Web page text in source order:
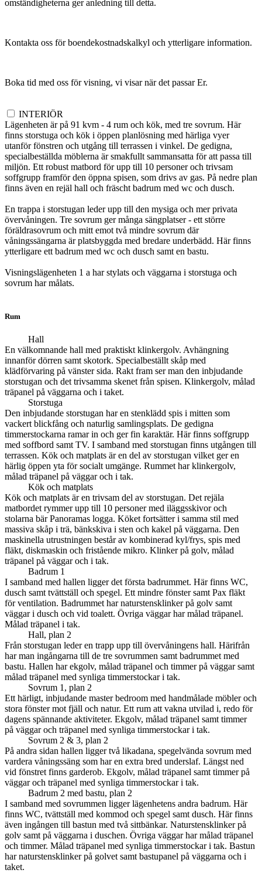
omständigheterna ger anledning till detta.
Kontakta oss för boendekostnadskalkyl och ytterligare information.
Boka tid med oss för visning, vi visar när det passar Er.
INTERIÖR
Lägenheten är på 91 kvm - 4 rum och kök, med tre sovrum. Här
finns storstuga och kök i öppen planlösning med härliga vyer
utanför fönstren och utgång till terrassen i vinkel. De gedigna,
specialbeställda möblerna är smakfullt sammansatta för att passa till
miljön. Ett robust matbord för upp till 10 personer och trivsam
soffgrupp framför den öppna spisen, som drivs av gas. På nedre plan
finns även en rejäl hall och fräscht badrum med wc och dusch.
En trappa i storstugan leder upp till den mysiga och mer privata
övervåningen. Tre sovrum ger många sängplatser - ett större
föräldrasovrum och mitt emot två mindre sovrum där
våningssängarna är platsbyggda med bredare underbädd. Här finns
ytterligare ett badrum med wc och dusch samt en bastu.
Visningslägenheten 1 a har stylats och väggarna i storstuga och
sovrum har målats.
Rum
Hall
En välkomnande hall med praktiskt klinkergolv. Avhängning
innanför dörren samt skotork. Specialbeställt skåp med
klädförvaring på vänster sida. Rakt fram ser man den inbjudande
storstugan och det trivsamma skenet från spisen. Klinkergolv, målad
träpanel på väggarna och i taket.
Storstuga
Den inbjudande storstugan har en stenklädd spis i mitten som
vackert blickfång och naturlig samlingsplats. De gedigna
timmerstockarna ramar in och ger fin karaktär. Här finns soffgrupp
med soffbord samt TV. I samband med storstugan finns utgången till
terrassen. Kök och matplats är en del av storstugan vilket ger en
härlig öppen yta för socialt umgänge. Rummet har klinkergolv,
målad träpanel på väggar och i tak.
Kök och matplats
Kök och matplats är en trivsam del av storstugan. Det rejäla
matbordet rymmer upp till 10 personer med iläggsskivor och
stolarna bär Panoramas logga. Köket fortsätter i samma stil med
massiva skåp i trä, bänkskiva i sten och kakel på väggarna. Den
maskinella utrustningen består av kombinerad kyl/frys, spis med
fläkt, diskmaskin och fristående mikro. Klinker på golv, målad
träpanel på väggar och i tak.
Badrum 1
I samband med hallen ligger det första badrummet. Här finns WC,
dusch samt tvättställ och spegel. Ett mindre fönster samt Pax fläkt
för ventilation. Badrummet har naturstensklinker på golv samt
väggar i dusch och vid toalett. Övriga väggar har målad träpanel.
Målad träpanel i tak.
Hall, plan 2
Från storstugan leder en trapp upp till övervåningens hall. Härifrån
har man ingångarna till de tre sovrummen samt badrummet med
bastu. Hallen har ekgolv, målad träpanel och timmer på väggar samt
målad träpanel med synliga timmerstockar i tak.
Sovrum 1, plan 2
Ett härligt, inbjudande master bedroom med handmålade möbler och
stora fönster mot fjäll och natur. Ett rum att vakna utvilad i, redo för
dagens spännande aktiviteter. Ekgolv, målad träpanel samt timmer
på väggar och träpanel med synliga timmerstockar i tak.
Sovrum 2 & 3, plan 2
På andra sidan hallen ligger två likadana, spegelvända sovrum med
vardera våningssäng som har en extra bred underslaf. Längst ned
vid fönstret finns garderob. Ekgolv, målad träpanel samt timmer på
väggar och träpanel med synliga timmerstockar i tak.
Badrum 2 med bastu, plan 2
I samband med sovrummen ligger lägenhetens andra badrum. Här
finns WC, tvättställ med kommod och spegel samt dusch. Här finns
även ingången till bastun med två sittbänkar. Naturstensklinker på
golv samt på väggarna i duschen. Övriga väggar har målad träpanel
och timmer. Målad träpanel med synliga timmerstockar i tak. Bastun
har naturstensklinker på golvet samt bastupanel på väggarna och i
taket.